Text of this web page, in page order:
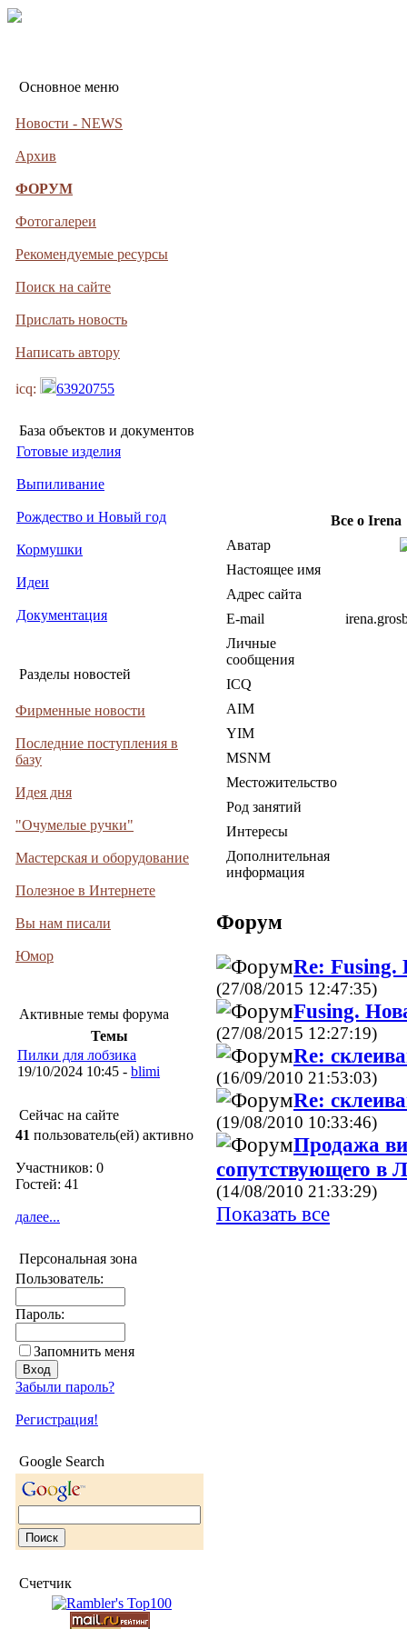
Основное меню
Новости - NEWS
Архив
ФОРУМ
Фотогалереи
Рекомендуемые ресурсы
Поиск на сайте
Прислать новость
Написать автору
icq: 63920755
База объектов и документов
Готовые изделия
Выпиливание
Рождество и Новый год
Кормушки
Идеи
Документация
Разделы новостей
Фирменные новости
Последние поступления в
базу
Идея дня
"Очумелые ручки"
Мастерская и оборудование
Полезное в Интернете
Вы нам писали
Юмор
Активные темы форума
Темы
Пилки для лобзика
19/10/2024 10:45 - blimi
Сейчас на сайте
41 пользователь(ей) активно
Участников: 0
Гостей: 41
далее...
Персональная зона
Пользователь:
Пароль:
Запомнить меня
Забыли пароль?
Регистрация!
Google Search
Счетчик
Все о Irena
Аватар
Настоящее имя
Адрес сайта
E-mail
Личные
сообщения
ICQ
AIM
YIM
MSNM
Местожительство
Род занятий
Интересы
Дополнительная
информация
Форум
Re: Fusing.
(27/08/2015 12:47:35)
Fusing.
(27/08/2015 12:27:19)
Re:
(16/09/2010 21:53:03)
Re:
(19/08/2010 10:33:46)
Продажа
сопутствующего в
(14/08/2010 21:33:29)
Показать все